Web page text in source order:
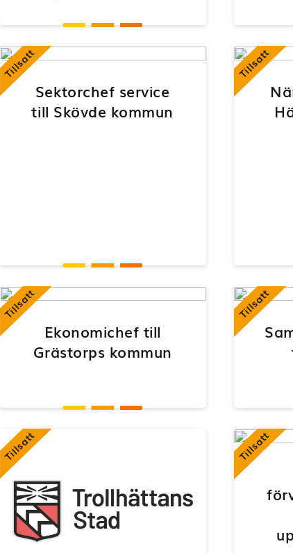
Sektorchef service
till Skövde kommun
Tillsatt Tillsatt
Ekonomichef till
Grästorps kommun
Tillsatt Tillsatt
Tillsatt Tillsatt